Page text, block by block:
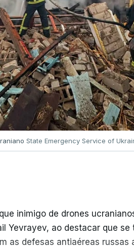
State Emergency Service of
inimigo de drones
Yevrayev, ao destacar que se
as defesas antiaéreas russas